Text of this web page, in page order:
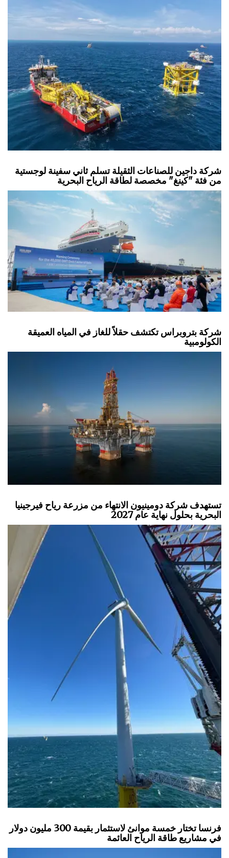
شركة داجين للصناعات الثقيلة تسلم ثاني سفينة لوجستية
من فئة "كينغ" مخصصة لطاقة الرياح البحرية
شركة بتروبراس تكتشف حقلاً للغاز في المياه العميقة
الكولومبية
تستهدف شركة دومينيون الانتهاء من مزرعة رياح فيرجينيا
البحرية بحلول نهاية عام 2027
فرنسا تختار خمسة موانئ لاستثمار بقيمة 300 مليون دولار
في مشاريع طاقة الرياح العائمة